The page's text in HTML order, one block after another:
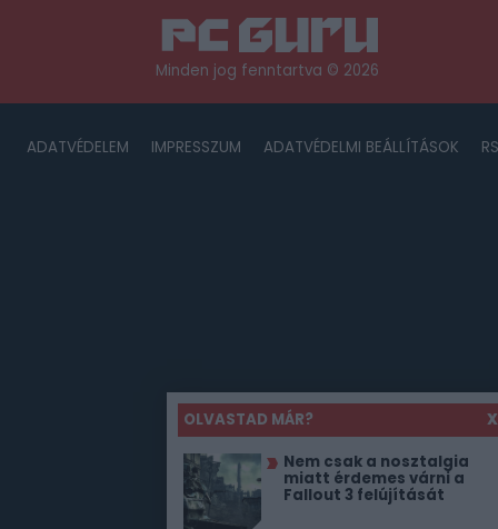
OLVASTAD MÁR?
X
Nem csak a nosztalgia
miatt érdemes várni a
Fallout 3 felújítását
Minden jog fenntartva © 2026
ADATVÉDELEM IMPRESSZUM ADATVÉDELMI BEÁLLÍTÁSOK